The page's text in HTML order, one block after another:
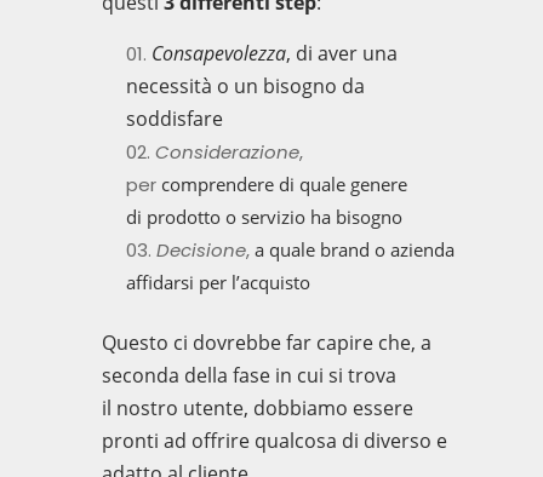
Consapevolezza, di aver una
necessità o un bisogno da
soddisfare
Considerazione,
percomprendere di quale genere
di prodotto o servizio habisogno
Decisione, a quale brand o azienda
affidarsi per l’acquisto
Questo ci dovrebbe far capire che, a
seconda della fase in cui si trova
il nostro utente, dobbiamo essere
pronti ad offrire qualcosa di diverso e